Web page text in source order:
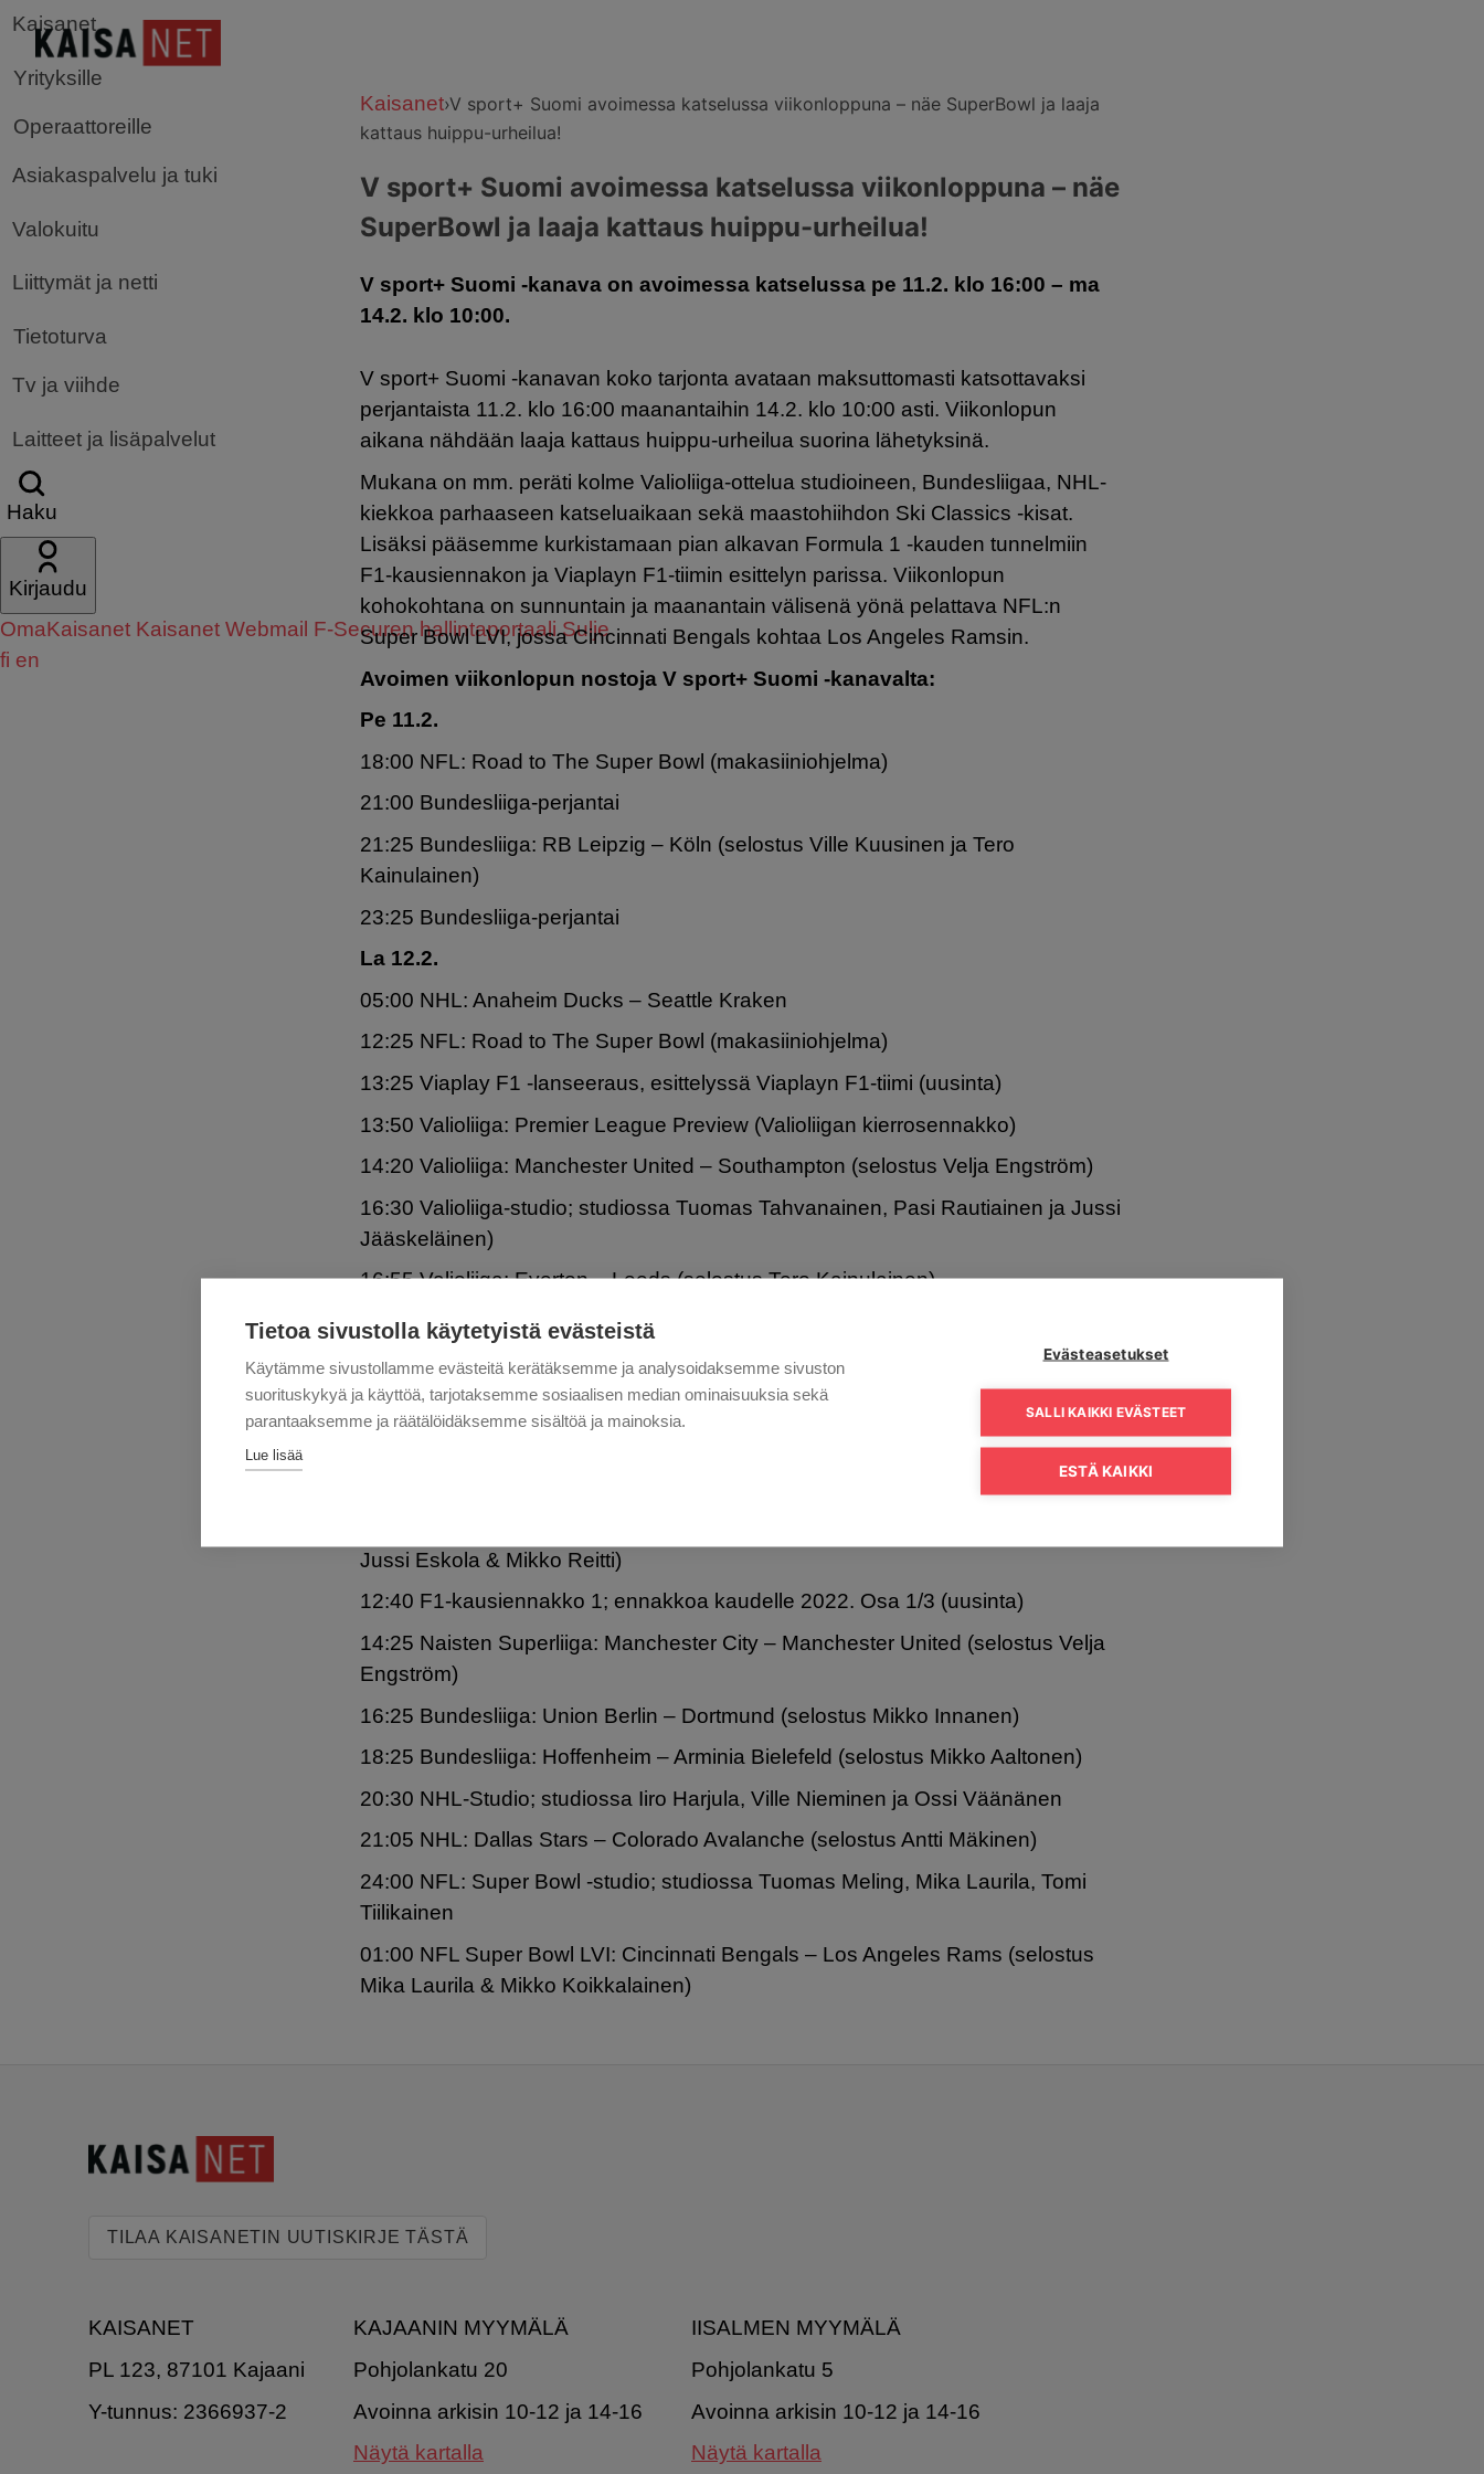
Kaisanet
Yrityksille
Operaattoreille
Asiakaspalvelu ja tuki
Valokuitu
Liittymät ja netti
Tietoturva
Tv ja viihde
Laitteet ja lisäpalvelut
Haku
Kirjaudu
OmaKaisanet Kaisanet Webmail F-Securen hallintaportaali Sulje
fi en
Kaisanet›V sport+ Suomi avoimessa katselussa viikonloppuna – näe SuperBowl ja laaja
kattaus huippu-urheilua!
V sport+ Suomi avoimessa katselussa viikonloppuna – näe
SuperBowl ja laaja kattaus huippu-urheilua!
V sport+ Suomi -kanava on avoimessa katselussa pe 11.2. klo 16:00 – ma
14.2. klo 10:00.
V sport+ Suomi -kanavan koko tarjonta avataan maksuttomasti katsottavaksi
perjantaista 11.2. klo 16:00 maanantaihin 14.2. klo 10:00 asti. Viikonlopun
aikana nähdään laaja kattaus huippu-urheilua suorina lähetyksinä.
Mukana on mm. peräti kolme Valioliiga-ottelua studioineen, Bundesliigaa, NHL-
kiekkoa parhaaseen katseluaikaan sekä maastohiihdon Ski Classics -kisat.
Lisäksi pääsemme kurkistamaan pian alkavan Formula 1 -kauden tunnelmiin
F1-kausiennakon ja Viaplayn F1-tiimin esittelyn parissa. Viikonlopun
kohokohtana on sunnuntain ja maanantain välisenä yönä pelattava NFL:n
Super Bowl LVI, jossa Cincinnati Bengals kohtaa Los Angeles Ramsin.
Avoimen viikonlopun nostoja V sport+ Suomi -kanavalta:
Pe 11.2.
18:00 NFL: Road to The Super Bowl (makasiiniohjelma)
21:00 Bundesliiga-perjantai
21:25 Bundesliiga: RB Leipzig – Köln (selostus Ville Kuusinen ja Tero
Kainulainen)
23:25 Bundesliiga-perjantai
La 12.2.
05:00 NHL: Anaheim Ducks – Seattle Kraken
12:25 NFL: Road to The Super Bowl (makasiiniohjelma)
13:25 Viaplay F1 -lanseeraus, esittelyssä Viaplayn F1-tiimi (uusinta)
13:50 Valioliiga: Premier League Preview (Valioliigan kierrosennakko)
14:20 Valioliiga: Manchester United – Southampton (selostus Velja Engström)
16:30 Valioliiga-studio; studiossa Tuomas Tahvanainen, Pasi Rautiainen ja Jussi
Jääskeläinen)
16:55 Valioliiga: Everton – Leeds (selostus Tero Kainulainen)
19:25 Valioliiga: Norwich – Manchester City (selostus Mikko Innanen)
22:00 F1-kausiennakko 1; ennakkoa kaudelle 2022. Osa 1/3.
03:05 NHL: Minnesota Wild – Carolina Hurricanes
Jussi Eskola & Mikko Reitti)
12:40 F1-kausiennakko 1; ennakkoa kaudelle 2022. Osa 1/3 (uusinta)
14:25 Naisten Superliiga: Manchester City – Manchester United (selostus Velja
Engström)
16:25 Bundesliiga: Union Berlin – Dortmund (selostus Mikko Innanen)
18:25 Bundesliiga: Hoffenheim – Arminia Bielefeld (selostus Mikko Aaltonen)
20:30 NHL-Studio; studiossa Iiro Harjula, Ville Nieminen ja Ossi Väänänen
21:05 NHL: Dallas Stars – Colorado Avalanche (selostus Antti Mäkinen)
24:00 NFL: Super Bowl -studio; studiossa Tuomas Meling, Mika Laurila, Tomi
Tiilikainen
01:00 NFL Super Bowl LVI: Cincinnati Bengals – Los Angeles Rams (selostus
Mika Laurila & Mikko Koikkalainen)
TILAA KAISANETIN UUTISKIRJE TÄSTÄ
KAISANET
PL 123, 87101 Kajaani
Y-tunnus: 2366937-2
KAJAANIN MYYMÄLÄ
Pohjolankatu 20
Avoinna arkisin 10-12 ja 14-16
Näytä kartalla
IISALMEN MYYMÄLÄ
Pohjolankatu 5
Avoinna arkisin 10-12 ja 14-16
Näytä kartalla
Tietoa sivustolla käytetyistä evästeistä
Käytämme sivustollamme evästeitä kerätäksemme ja analysoidaksemme sivuston
suorituskykyä ja käyttöä, tarjotaksemme sosiaalisen median ominaisuuksia sekä
parantaaksemme ja räätälöidäksemme sisältöä ja mainoksia.
Lue lisää
Evästeasetukset
SALLI KAIKKI EVÄSTEET
ESTÄ KAIKKI